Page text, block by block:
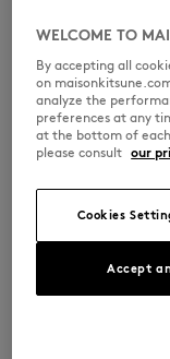
襟ぐり、袖口、裾は
PM00305KM0341-0413
サイズ＆カット
カット： COMFORT
サイズ： MEN
サイズガイドを見る
WELCOME TO
By accepting all
on
analyze the
preferences at any
at the bottom of
please consult our
Cookies
Accept